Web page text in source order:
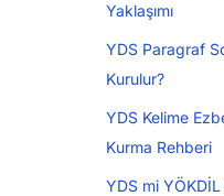
Yaklaşımı
YDS Paragraf
Kurulur?
YDS Kelime
Kurma Rehberi
YDS mi